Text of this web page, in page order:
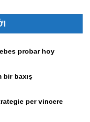
probar hoy
bir baxış
per vincere